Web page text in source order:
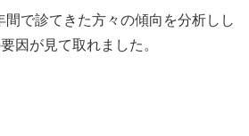
間で診てきた方々の傾向を分析しし
因が見て取れました。